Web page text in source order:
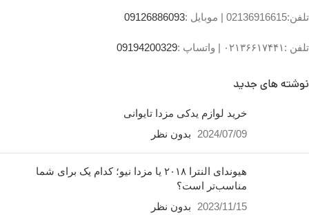
تلفن:02136916615 | موبایل :09126886093
تلفن :۰۲۱۳۶۶۱۷۴۴۱ | واتساپ :09194200329
نوشته های جدید
خرید لوازم یدکی مزدا تایوانی
2024/07/09 بدون نظر
هیوندای النترا ۲۰۱۸ یا مزدا نیو؛ کدام یک برای شما
مناسب‌تر است؟
2023/11/15 بدون نظر